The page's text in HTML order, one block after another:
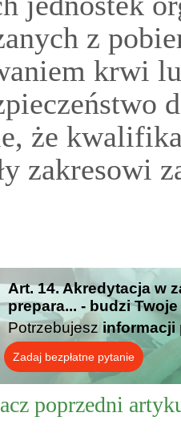
z
krwi
że
zakresowi
Art. 14. Akredytacja w
prepara... - budzi
Potrzebujesz informacji
Zadaj bezpłatne pytanie
poprzedni